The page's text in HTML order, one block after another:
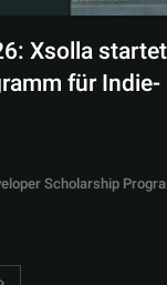
Xsolla startet
für
Scholarship